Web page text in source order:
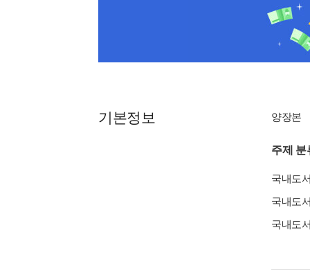
기본정보 양장본
주제 분
국내도
국내도
국내도